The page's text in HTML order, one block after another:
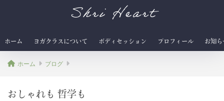
Shri Heart
ホーム ヨガクラスについて ボディセッション プロフィール お知
ホーム ブログ
おしゃれも 哲学も